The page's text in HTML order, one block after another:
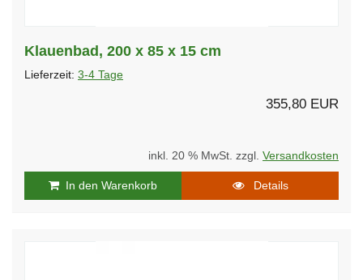
Klauenbad, 200 x 85 x 15 cm
Lieferzeit: 3-4 Tage
355,80 EUR
inkl. 20 % MwSt. zzgl. Versandkosten
In den Warenkorb Details